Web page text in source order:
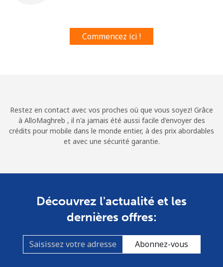
Restez en contact pour obtenir nos meilleures offres.
En créant un compte sur ce site, j'accepte les présentes
Bonjour!
Rappel du mot de passe →
Commencez ici !
Restez en contact avec vos proches où que vous soyez! Grâce
à AlloMaghreb , il n'a jamais été aussi facile d'envoyer des
crédits pour mobile dans le monde entier, à des prix abordables
et avec une sécurité garantie.
Découvrez l'actualité et les
dernières offres:
Abonnez-vous